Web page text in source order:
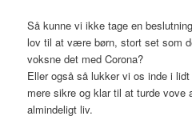
Så kunne vi ikke tage en
lov til at være børn, stort set som
voksne det med Corona?
Eller også så lukker vi os inde i
mere sikre og klar til at turde vove
almindeligt liv.